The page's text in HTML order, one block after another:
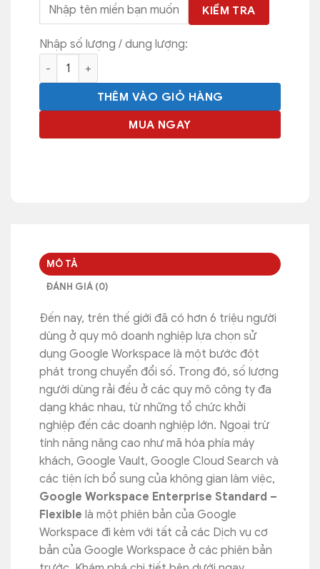
KIỂM TRA
Nhập số lượng / dung lượng:
Google Workspace Enterprise Standard - Flexible
THÊM VÀO GIỎ HÀNG
MUA NGAY
MÔ TẢ
ĐÁNH GIÁ (0)
Đến nay, trên thế giới đã có hơn 6 triệu người
dùng ở quy mô doanh nghiệp lựa chọn sử
dụng Google Workspace là một bước đột
phát trong chuyển đổi số. Trong đó, số lượng
người dùng rải đều ở các quy mô công ty đa
dạng khác nhau, từ những tổ chức khởi
nghiệp đến các doanh nghiệp lớn. Ngoại trừ
tính năng nâng cao như mã hóa phía máy
khách, Google Vault, Google Cloud Search và
các tiện ích bổ sung của không gian làm việc,
Google Workspace Enterprise Standard –
Flexible là một phiên bản của Google
Workspace đi kèm với tất cả các Dịch vụ cơ
bản của Google Workspace ở các phiên bản